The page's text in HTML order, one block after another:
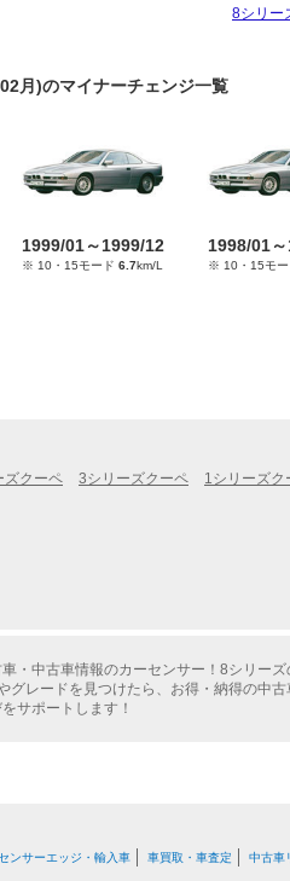
8シリー
月)のマイナーチェンジ一覧
1999/01～1999/12
※ 10・15モード 6.7km/L
1998/01
※ 10・15モー
ズクーペ 3シリーズクーペ 1シリーズク
・中古車情報のカーセンサー！8シリーズ
グレードを見つけたら、お得・納得の中
サポートします！
ンサーエッジ・輸入車 車買取・車査定 中古車